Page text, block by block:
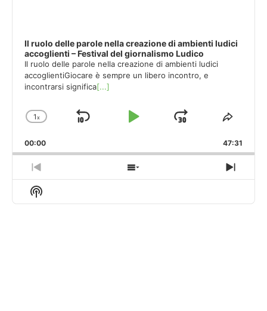
Il ruolo delle parole nella creazione di ambienti ludici
accoglienti – Festival del giornalismo Ludico
Il ruolo delle parole nella creazione di ambienti ludici
accoglientiGiocare è sempre un libero incontro, e
incontrarsi significa[...]
Change
Rate
1x
Skip
Play
Jump
Forward
Share
00:00 47:31
Previous
Episode
Show
Episodes
Next
Show
Podcast